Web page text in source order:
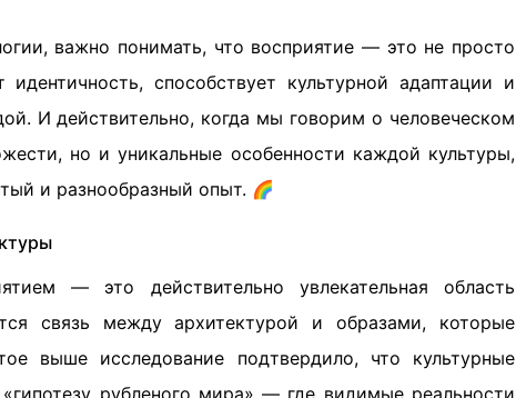
важно понимать, что восприятие — это не просто
способствует культурной адаптации и
И действительно, когда мы говорим о человеческом
но и уникальные особенности каждой культуры,
и разнообразный опыт. 🌈
— это действительно увлекательная область
связь между архитектурой и образами, которые
выше исследование подтвердило, что культурные
рубленого мира» — где видимые реальности